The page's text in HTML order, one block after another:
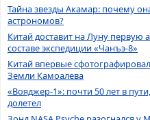
Тайна звезды Акамар: почему
астрономов?
Китай доставит на Луну
составе экспедиции «Чанъэ-8»
Китай впервые
Земли Камоалева
«Вояджер-1»: почти 50 лет в
долетел